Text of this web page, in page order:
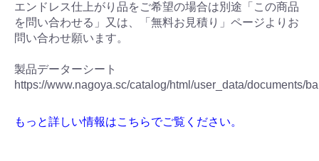
エンドレス仕上がり品をご希望の場合は別途「この商品
を問い合わせる」又は、「無料お見積り」ページよりお
問い合わせ願います。
製品データーシート
https://www.nagoya.sc/catalog/html/user_data/documents/
もっと詳しい情報はこちらでご覧ください。